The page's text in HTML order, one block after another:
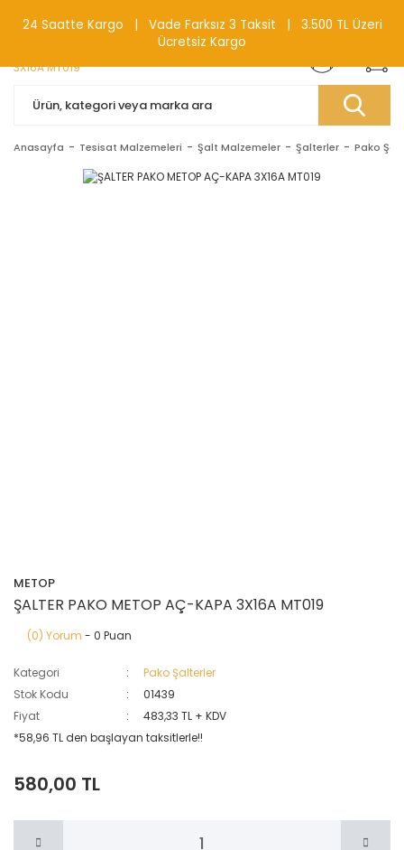
0(212) 240 87 88
Anasayfa Tesisat Malzemeleri Şalt Malzemeler Şalterler Pako
METOP
ŞALTER PAKO METOP AÇ-KAPA 3X16A MT019
(0) Yorum - 0 Puan
Kategori
Pako Şalterler
Stok Kodu
01439
Fiyat
483,33 TL + KDV
*58,96 TL den başlayan taksitlerle!!
580,00 TL
24 Saatte Kargo | Vade Farksız 3 Taksit | 3.500 TL Üzeri
Ücretsiz Kargo